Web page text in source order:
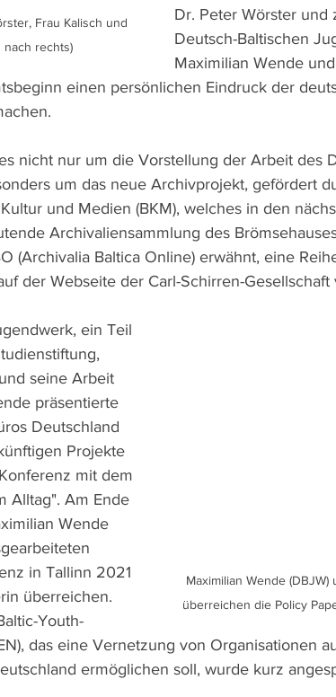
Frau Kalisch und
nach rechts)
Dr. Peter Wörster und
Deutsch-Baltischen
Maximilian Wende
einen persönlichen Eindruck der
nicht nur um die Vorstellung der Arbeit des
um das neue Archivprojekt, gefördert
und Medien (BKM), welches in den
Archivaliensammlung des
(Archivalia Baltica Online) erwähnt, eine
der Webseite der Carl-Schirren-
Maximilian Wende
überreichen die Policy
ein Teil
seine Arbeit
präsentierte
Deutschland
Projekte
mit dem
Alltag". Am Ende
Wende
in Tallinn 2021
überreichen.
Youth-
das eine Vernetzung von Organisationen
ermöglichen soll, wurde kurz